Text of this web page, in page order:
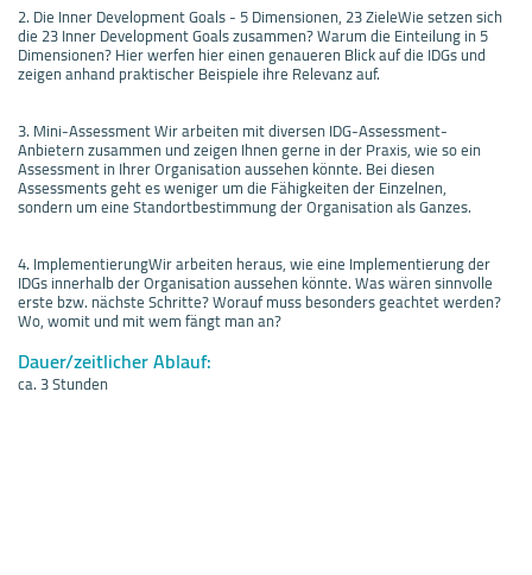
2. Die Inner Development Goals - 5 Dimensionen, 23 ZieleWie setzen sich
die 23 Inner Development Goals zusammen? Warum die Einteilung in 5
Dimensionen? Hier werfen hier einen genaueren Blick auf die IDGs und
zeigen anhand praktischer Beispiele ihre Relevanz auf.
3. Mini-Assessment Wir arbeiten mit diversen IDG-Assessment-
Anbietern zusammen und zeigen Ihnen gerne in der Praxis, wie so ein
Assessment in Ihrer Organisation aussehen könnte. Bei diesen
Assessments geht es weniger um die Fähigkeiten der Einzelnen,
sondern um eine Standortbestimmung der Organisation als Ganzes.
4. ImplementierungWir arbeiten heraus, wie eine Implementierung der
IDGs innerhalb der Organisation aussehen könnte. Was wären sinnvolle
erste bzw. nächste Schritte? Worauf muss besonders geachtet werden?
Wo, womit und mit wem fängt man an?
Dauer/zeitlicher Ablauf:
ca. 3 Stunden